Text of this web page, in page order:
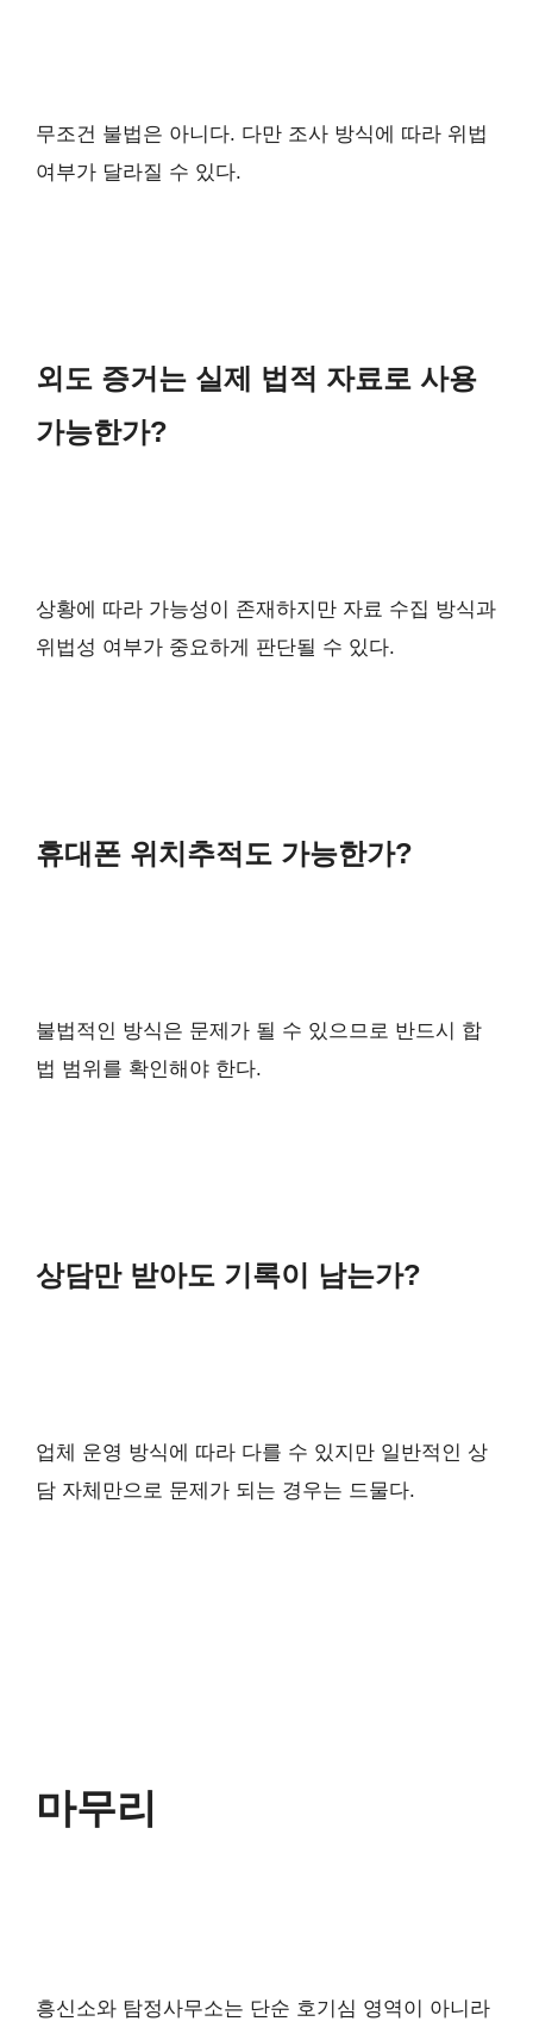
무조건 불법은 아니다. 다만 조사 방식에 따라 위법
여부가 달라질 수 있다.
외도 증거는 실제 법적 자료로 사용
가능한가?
상황에 따라 가능성이 존재하지만 자료 수집 방식과
위법성 여부가 중요하게 판단될 수 있다.
휴대폰 위치추적도 가능한가?
불법적인 방식은 문제가 될 수 있으므로 반드시 합
법 범위를 확인해야 한다.
상담만 받아도 기록이 남는가?
업체 운영 방식에 따라 다를 수 있지만 일반적인 상
담 자체만으로 문제가 되는 경우는 드물다.
마무리
흥신소와 탐정사무소는 단순 호기심 영역이 아니라